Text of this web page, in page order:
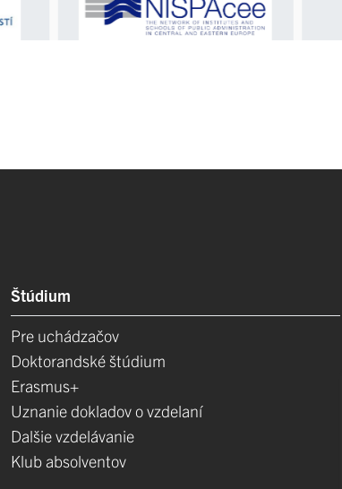
Štúdium
Pre uchádzačov
Doktorandské štúdium
Erasmus+
Uznanie dokladov o vzdelaní
Dalšie vzdelávanie
Klub absolventov